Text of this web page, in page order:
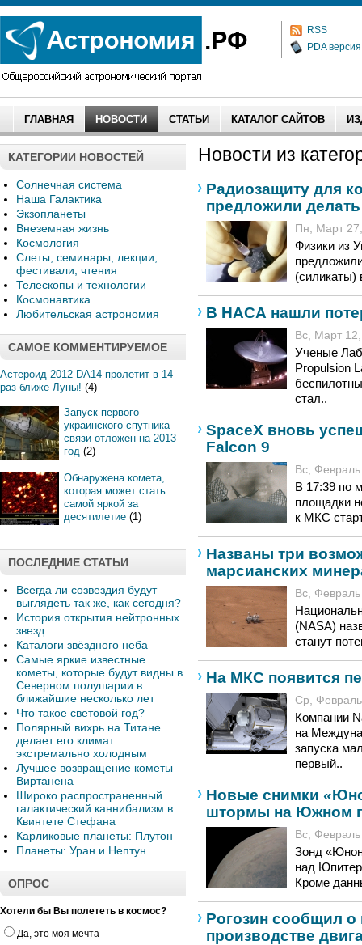
RSS
PDA версия
ГЛАВНАЯ НОВОСТИ СТАТЬИ КАТАЛОГ САЙТОВ
КАТЕГОРИИ НОВОСТЕЙ
Солнечная система
Наша Галактика
Экзопланеты
Внеземная жизнь
Космология
Слеты, семинары, лекции,
фестивали, чтения
Телескопы и технологии
Космонавтика
Любительская астрономия
САМОЕ КОММЕНТИРУЕМОЕ
Астероид 2012 DA14 пролетит в 14
раз ближе Луны! (4)
Запуск первого
украинского спутника
связи отложен на 2013
год (2)
Обнаружена комета,
которая может стать
самой яркой за
десятилетие (1)
ПОСЛЕДНИЕ СТАТЬИ
Всегда ли созвездия будут
выглядеть так же, как сегодня?
История открытия нейтронных
звезд
Каталоги звёздного неба
Самые яркие известные
кометы, которые будут видны в
Северном полушарии в
ближайшие несколько лет
Что такое световой год?
Полярный вихрь на Титане
делает его климат
экстремально холодным
Лучшее возвращение кометы
Виртанена
Широко распространенный
галактический каннибализм в
Квинтете Стефана
Карликовые планеты: Плутон
Планеты: Уран и Нептун
ОПРОС
Хотели бы Вы полететь в космос?
Да, это моя мечта
Новости из
Радиозащиту для
предложили
Пн, Март
Физики из
(силикаты)
В НАСА нашли
Вс, Март
Ученые
Propulsion
стал..
SpaceX вновь
Falcon 9
Вс,
В 17:39 по
площадки
к МКС
Названы три
марсианских
Вс,
(NASA)
станут
На МКС появится
Ср,
Компании
на
запуска
первый..
Новые снимки
штормы на Южном
Вс,
Зонд
над
Кроме
Рогозин сообщил о
производстве